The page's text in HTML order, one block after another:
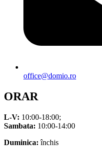
office@domio.ro
ORAR
L-V: 10:00-18:00;
Sambata: 10:00-14:00
Duminica: închis